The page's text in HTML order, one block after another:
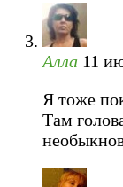
Алла 11
Я тоже
Там